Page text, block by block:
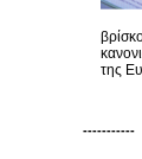
της
-----------